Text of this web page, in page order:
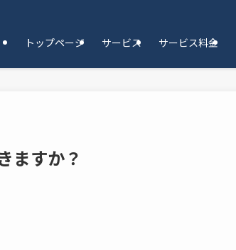
トップページ サービス サービス料金
ますか？